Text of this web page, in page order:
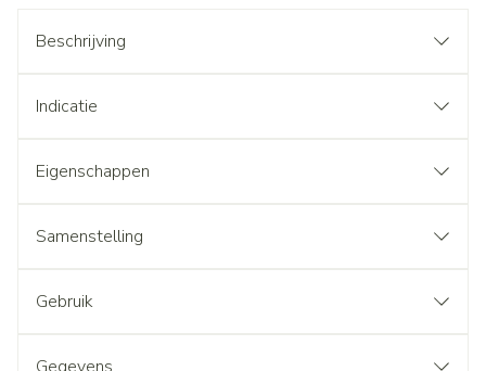
Beschrijving
Indicatie
Eigenschappen
Samenstelling
Gebruik